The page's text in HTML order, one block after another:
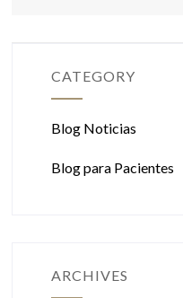
CATEGORY
Blog Noticias
Blog para Pacientes
ARCHIVES